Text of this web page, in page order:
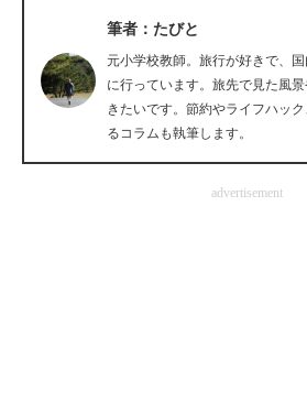
企業ITのトレンドを詳説
経営リーダーのコミュニティ
マーケ×ITの今がよく分かる
ITエンジニア向け専門サイト
筆者：たびと
元小学校教師。旅行が好きで、
に行っています。旅先で見た風
きたいです。節約やライフハッ
るコラムも執筆します。
advertisement